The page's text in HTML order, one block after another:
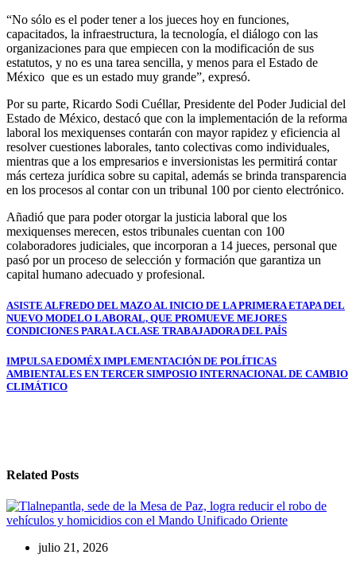
“No sólo es el poder tener a los jueces hoy en funciones,
capacitados, la infraestructura, la tecnología, el diálogo con las
organizaciones para que empiecen con la modificación de sus
estatutos, y no es una tarea sencilla, y menos para el Estado de
México que es un estado muy grande”, expresó.
Por su parte, Ricardo Sodi Cuéllar, Presidente del Poder Judicial del
Estado de México, destacó que con la implementación de la reforma
laboral los mexiquenses contarán con mayor rapidez y eficiencia al
resolver cuestiones laborales, tanto colectivas como individuales,
mientras que a los empresarios e inversionistas les permitirá contar
más certeza jurídica sobre su capital, además se brinda transparencia
en los procesos al contar con un tribunal 100 por ciento electrónico.
Añadió que para poder otorgar la justicia laboral que los
mexiquenses merecen, estos tribunales cuentan con 100
colaboradores judiciales, que incorporan a 14 jueces, personal que
pasó por un proceso de selección y formación que garantiza un
capital humano adecuado y profesional.
Navegación
de
ASISTE ALFREDO DEL MAZO AL INICIO DE LA PRIMERA ETAPA DEL
NUEVO MODELO LABORAL, QUE PROMUEVE MEJORES
CONDICIONES PARA LA CLASE TRABAJADORA DEL PAÍS
IMPULSA EDOMÉX IMPLEMENTACIÓN DE POLÍTICAS
AMBIENTALES EN TERCER SIMPOSIO INTERNACIONAL DE CAMBIO
CLIMÁTICO
Related Posts
julio 21, 2026